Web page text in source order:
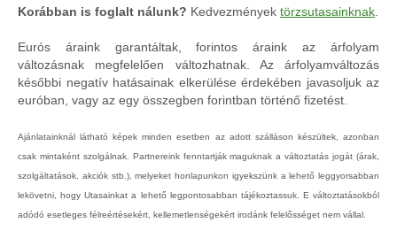
Korábban is foglalt nálunk? Kedvezmények törzsutasainknak.
Eurós áraink garantáltak, forintos áraink az árfolyam
változásnak megfelelően változhatnak. Az árfolyamváltozás
későbbi negatív hatásainak elkerülése érdekében javasoljuk az
euróban, vagy az egy összegben forintban történő fizetést.
Ajánlatainknál látható képek minden esetben az adott szálláson készültek, azonban
csak mintaként szolgálnak. Partnereink fenntartják maguknak a változtatás jogát (árak,
szolgáltatások, akciók stb.), melyeket honlapunkon igyekszünk a lehető leggyorsabban
lekövetni, hogy Utasainkat a lehető legpontosabban tájékoztassuk. E változtatásokból
adódó esetleges félreértésekért, kellemetlenségekért irodánk felelősséget nem vállal.